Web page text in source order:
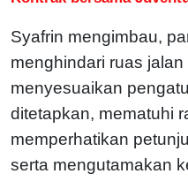
Syafrin mengimbau,
menghindari ruas
menyesuaikan
ditetapkan, mematuhi
memperhatikan
serta mengutamakan